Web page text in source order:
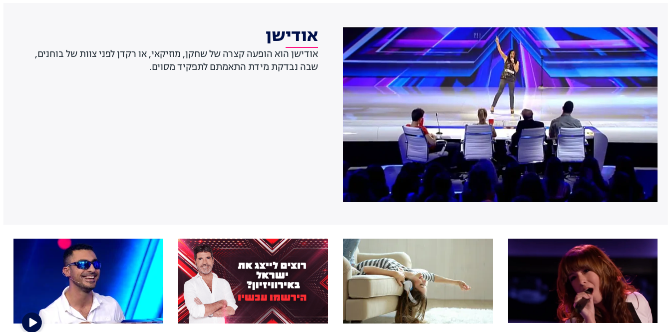
אודישן
אודישן הוא הופעה קצרה של שחקן, מוזיקאי, או רקדן לפני צוות של בוחנים,
שבה נבדקת מידת התאמתם לתפקיד מסוים.